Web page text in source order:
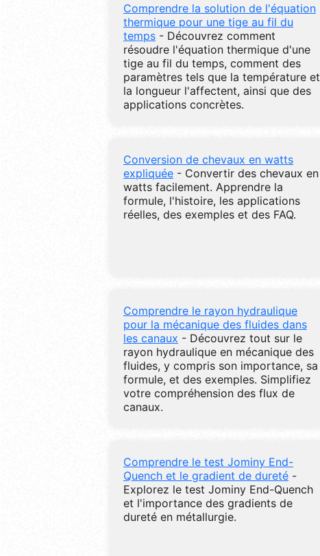
Comprendre la solution de l'équation
thermique pour une tige au fil du
temps - Découvrez comment
résoudre l'équation thermique d'une
tige au fil du temps, comment des
paramètres tels que la température et
la longueur l'affectent, ainsi que des
applications concrètes.
Conversion de chevaux en watts
expliquée - Convertir des chevaux en
watts facilement. Apprendre la
formule, l'histoire, les applications
réelles, des exemples et des FAQ.
Comprendre le rayon hydraulique
pour la mécanique des fluides dans
les canaux - Découvrez tout sur le
rayon hydraulique en mécanique des
fluides, y compris son importance, sa
formule, et des exemples. Simplifiez
votre compréhension des flux de
canaux.
Comprendre le test Jominy End-
Quench et le gradient de dureté -
Explorez le test Jominy End-Quench
et l'importance des gradients de
dureté en métallurgie.